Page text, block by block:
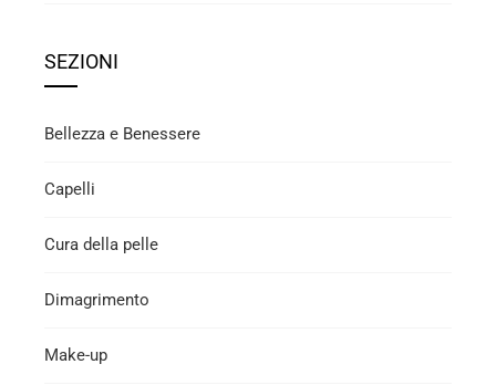
SEZIONI
Bellezza e Benessere
Capelli
Cura della pelle
Dimagrimento
Make-up